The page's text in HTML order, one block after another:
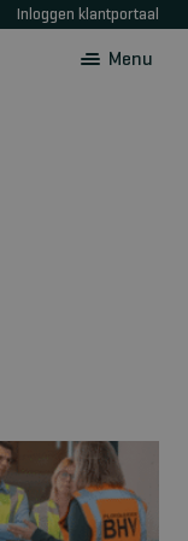
Inloggen klantportaal
Menu